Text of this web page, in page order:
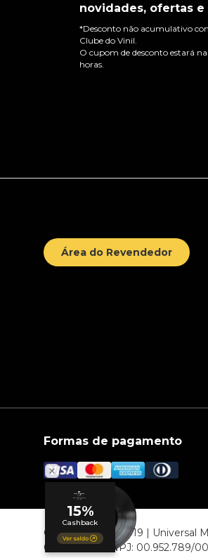
novidades, ofertas
*Desconto não acumulativo
Clube do Vinil.
O cupom de desconto estará
horas.
Área do Revendedor
Formas de pagamento
© COPYRIGHT 2019 | Universal
06807-000 CNPJ: 00.952.789/